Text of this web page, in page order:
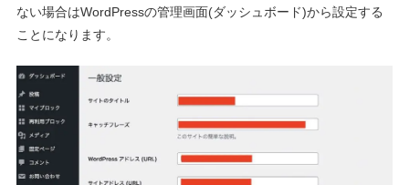
ない場合はWordPressの管理画面(ダッシュボード)から設定する
ことになります。